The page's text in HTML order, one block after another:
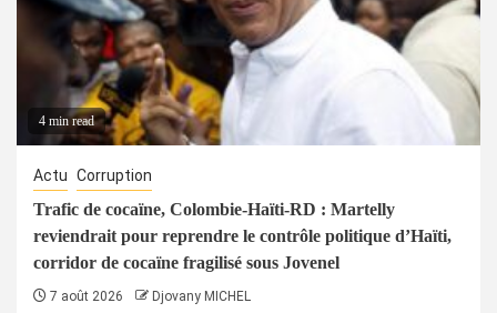
4 min read
Actu Corruption
Trafic de cocaïne, Colombie-Haïti-RD : Martelly
reviendrait pour reprendre le contrôle politique d’Haïti,
corridor de cocaïne fragilisé sous Jovenel
7 août 2026 Djovany MICHEL